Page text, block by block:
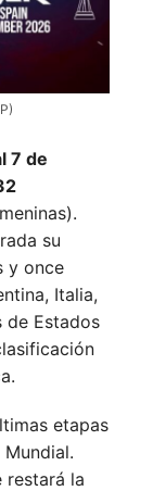
7 de
su
y once
Italia,
de Estados
etapas
restará la